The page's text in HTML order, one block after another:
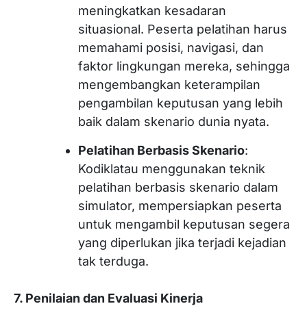
meningkatkan kesadaran
situasional. Peserta pelatihan harus
memahami posisi, navigasi, dan
faktor lingkungan mereka, sehingga
mengembangkan keterampilan
pengambilan keputusan yang lebih
baik dalam skenario dunia nyata.
Pelatihan Berbasis Skenario:
Kodiklatau menggunakan teknik
pelatihan berbasis skenario dalam
simulator, mempersiapkan peserta
untuk mengambil keputusan segera
yang diperlukan jika terjadi kejadian
tak terduga.
7. Penilaian dan Evaluasi Kinerja